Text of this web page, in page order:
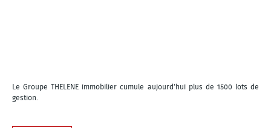
Le Groupe THELENE immobilier cumule aujourd'hui plus de 1500 lots de
gestion.